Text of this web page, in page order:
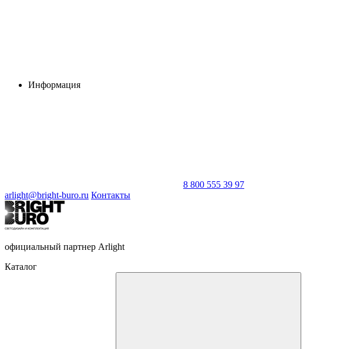
Информация
8 800 555 39 97
arlight@bright-buro.ru Контакты
официальный партнер Arlight
Каталог